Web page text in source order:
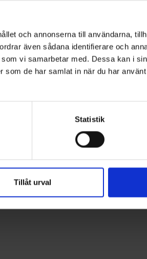
och annonserna till användarna,
även sådana identifierare och
vi samarbetar med. Dessa kan i
som de har samlat in när du har
Statistik
Tillåt urval
Bambus
Bewertung: 4.4 von 5 Sternen
Herren T-
High Mountain
1520
Inspiration!
Instagram @engelsons_europe